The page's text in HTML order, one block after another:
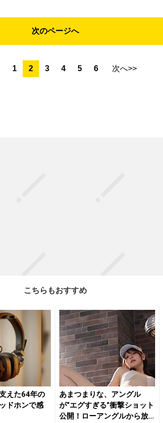
次のページへ
1 2 3 4 5 6 次へ>>
こちらもおすすめ
えた64年の
ドホンで感
あまつまりな、アングル
が“エグすぎる”衝撃ショット
公開！ローアングルから放